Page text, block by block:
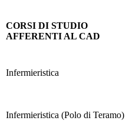
CORSI DI STUDIO
AFFERENTI AL CAD
Infermieristica
Infermieristica (Polo di Teramo)